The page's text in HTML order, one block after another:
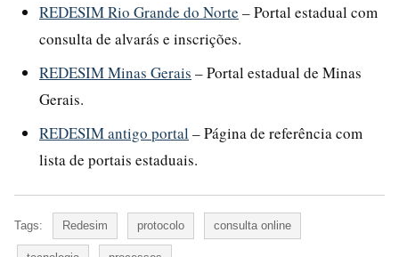
REDESIM Rio Grande do Norte – Portal estadual com
consulta de alvarás e inscrições.
REDESIM Minas Gerais – Portal estadual de Minas
Gerais.
REDESIM antigo portal – Página de referência com
lista de portais estaduais.
Tags: Redesim protocolo consulta online